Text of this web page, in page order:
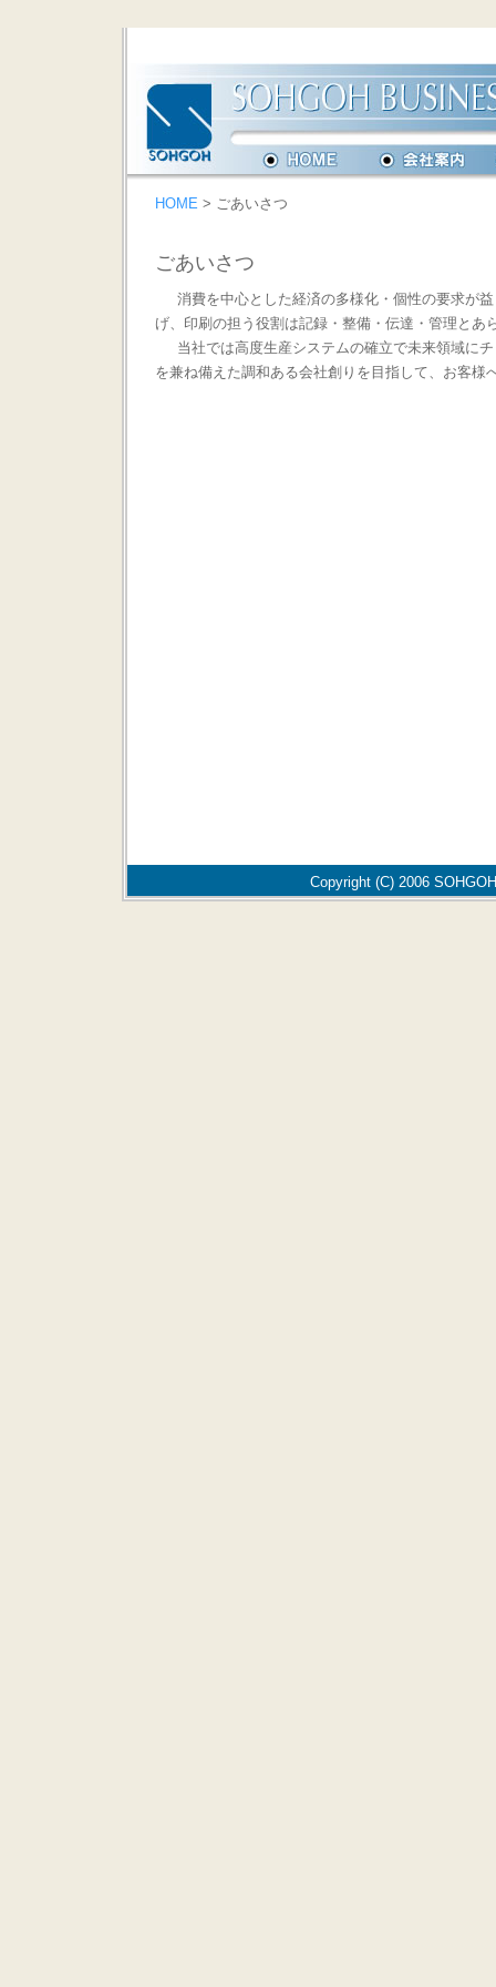
HOME > ごあいさつ
ごあいさつ
消費を中心とした経済の多様化・個性の要求が
げ、印刷の担う役割は記録・整備・伝達・管理とあ
当社では高度生産システムの確立で未来領域に
を兼ね備えた調和ある会社創りを目指して、お客様
Copyright (C) 2006